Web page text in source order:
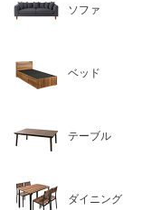
ソファ
ベッド
テーブル
ダイニング